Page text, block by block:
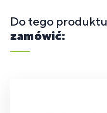
Do tego produktu
zamówić: